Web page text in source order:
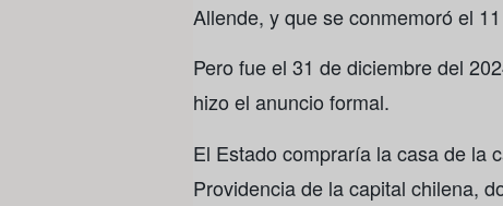
Allende, y que se conmemoró el
Pero fue el 31 de diciembre del
hizo el anuncio formal.
El Estado compraría la casa de la
Providencia de la capital chilena,